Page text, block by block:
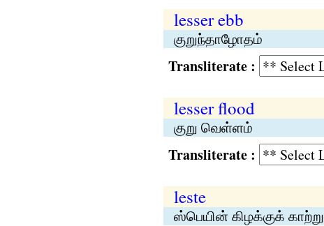
lesser ebb
குறுந்தாழோதம்
Transliterate :
lesser flood
குறு வெள்ளம்
Transliterate :
leste
ஸ்பெயின் கிழக்குக் காற்று